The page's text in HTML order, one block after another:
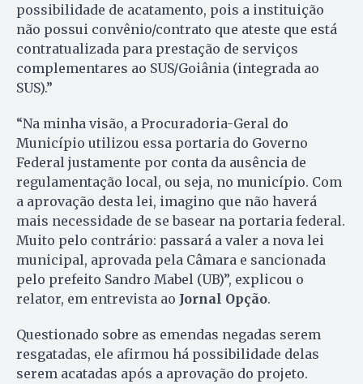
possibilidade de acatamento, pois a instituição
não possui convênio/contrato que ateste que está
contratualizada para prestação de serviços
complementares ao SUS/Goiânia (integrada ao
SUS).”
“Na minha visão, a Procuradoria-Geral do
Município utilizou essa portaria do Governo
Federal justamente por conta da ausência de
regulamentação local, ou seja, no município. Com
a aprovação desta lei, imagino que não haverá
mais necessidade de se basear na portaria federal.
Muito pelo contrário: passará a valer a nova lei
municipal, aprovada pela Câmara e sancionada
pelo prefeito Sandro Mabel (UB)”, explicou o
relator, em entrevista ao Jornal Opção.
Questionado sobre as emendas negadas serem
resgatadas, ele afirmou há possibilidade delas
serem acatadas após a aprovação do projeto.